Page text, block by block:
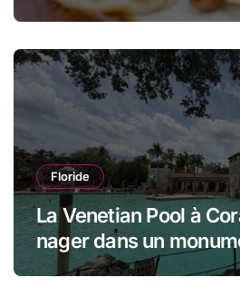
Floride
La Venetian Pool à
nager dans un
de Miami